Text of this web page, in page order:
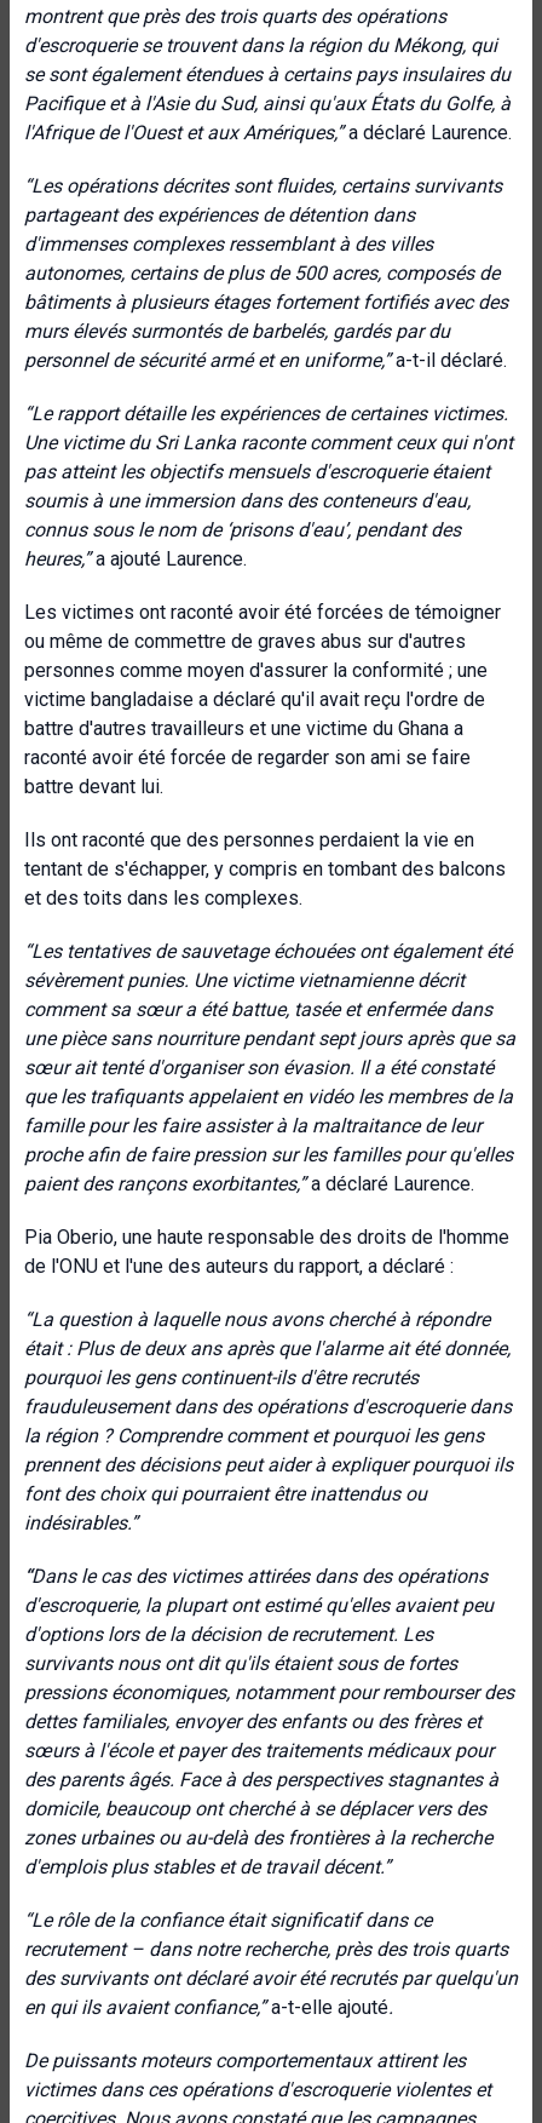
montrent que près des trois quarts des opérations
d'escroquerie se trouvent dans la région du Mékong, qui
se sont également étendues à certains pays insulaires du
Pacifique et à l'Asie du Sud, ainsi qu'aux États du Golfe, à
l'Afrique de l'Ouest et aux Amériques,”a déclaré Laurence.
“Les opérations décrites sont fluides, certains survivants
partageant des expériences de détention dans
d'immenses complexes ressemblant à des villes
autonomes, certains de plus de 500 acres, composés de
bâtiments à plusieurs étages fortement fortifiés avec des
murs élevés surmontés de barbelés, gardés par du
personnel de sécurité armé et en uniforme,”a-t-il déclaré.
“Le rapport détaille les expériences de certaines victimes.
Une victime du Sri Lanka raconte comment ceux qui n'ont
pas atteint les objectifs mensuels d'escroquerie étaient
soumis à une immersion dans des conteneurs d'eau,
connus sous le nom de ‘prisons d'eau’, pendant des
heures,”a ajouté Laurence.
Les victimes ont raconté avoir été forcées de témoigner
ou même de commettre de graves abus sur d'autres
personnes comme moyen d'assurer la conformité ; une
victime bangladaise a déclaré qu'il avait reçu l'ordre de
battre d'autres travailleurs et une victime du Ghana a
raconté avoir été forcée de regarder son ami se faire
battre devant lui.
Ils ont raconté que des personnes perdaient la vie en
tentant de s'échapper, y compris en tombant des balcons
et des toits dans les complexes.
“Les tentatives de sauvetage échouées ont également été
sévèrement punies. Une victime vietnamienne décrit
comment sa sœur a été battue, tasée et enfermée dans
une pièce sans nourriture pendant sept jours après que sa
sœur ait tenté d'organiser son évasion. Il a été constaté
que les trafiquants appelaient en vidéo les membres de la
famille pour les faire assister à la maltraitance de leur
proche afin de faire pression sur les familles pour qu'elles
paient des rançons exorbitantes,”a déclaré Laurence.
Pia Oberio, une haute responsable des droits de l'homme
de l'ONU et l'une des auteurs du rapport, a déclaré :
“La question à laquelle nous avons cherché à répondre
était : Plus de deux ans après que l'alarme ait été donnée,
pourquoi les gens continuent-ils d'être recrutés
frauduleusement dans des opérations d'escroquerie dans
la région ? Comprendre comment et pourquoi les gens
prennent des décisions peut aider à expliquer pourquoi ils
font des choix qui pourraient être inattendus ou
indésirables.”
“Dans le cas des victimes attirées dans des opérations
d'escroquerie, la plupart ont estimé qu'elles avaient peu
d'options lors de la décision de recrutement. Les
survivants nous ont dit qu'ils étaient sous de fortes
pressions économiques, notamment pour rembourser des
dettes familiales, envoyer des enfants ou des frères et
sœurs à l'école et payer des traitements médicaux pour
des parents âgés. Face à des perspectives stagnantes à
domicile, beaucoup ont cherché à se déplacer vers des
zones urbaines ou au-delà des frontières à la recherche
d'emplois plus stables et de travail décent.”
“Le rôle de la confiance était significatif dans ce
recrutement – dans notre recherche, près des trois quarts
des survivants ont déclaré avoir été recrutés par quelqu'un
en qui ils avaient confiance,”a-t-elle ajouté.
De puissants moteurs comportementaux attirent les
victimes dans ces opérations d'escroquerie violentes et